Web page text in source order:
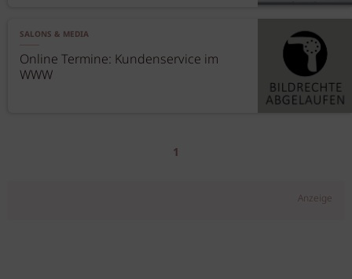
SALONS & MEDIA
Online Termine: Kundenservice im
WWW
1
Anzeige